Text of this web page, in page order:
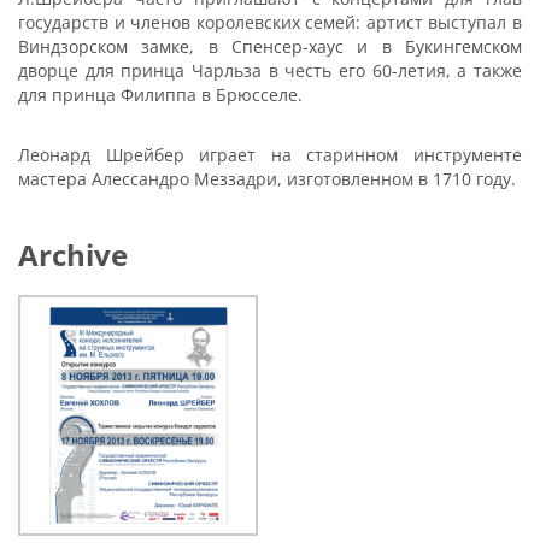
государств и членов королевских семей: артист выступал в
Виндзорском замке, в Спенсер-хаус и в Букингемском
дворце для принца Чарльза в честь его 60-летия, а также
для принца Филиппа в Брюсселе.
Леонард Шрейбер играет на старинном инструменте
мастера Алессандро Меззадри, изготовленном в 1710 году.
Archive